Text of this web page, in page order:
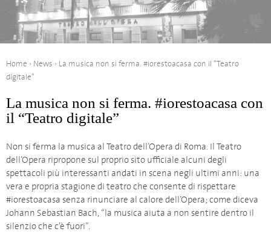
Home › News › La musica non si ferma. #iorestoacasa con il “Teatro
digitale”
La musica non si ferma. #iorestoacasa con
il “Teatro digitale”
Non si ferma la musica al Teatro dell’Opera di Roma. Il Teatro
dell’Opera ripropone sul proprio sito ufficiale alcuni degli
spettacoli più interessanti andati in scena negli ultimi anni: una
vera e propria stagione di teatro che consente di rispettare
#iorestoacasa senza rinunciare al calore dell’Opera; come diceva
Johann Sebastian Bach, “la musica aiuta a non sentire dentro il
silenzio che c’è fuori”.